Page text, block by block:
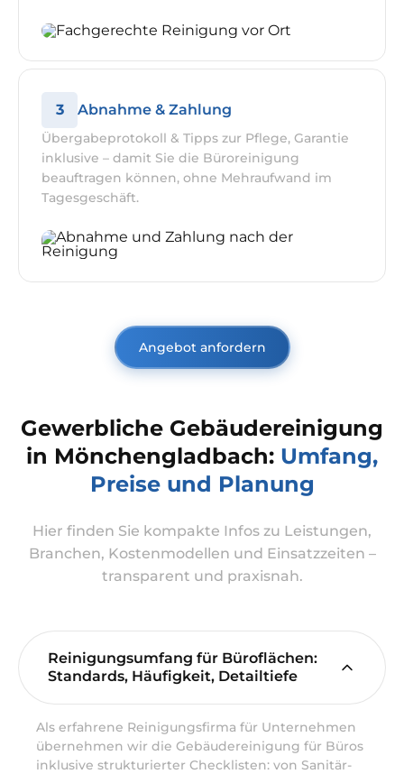
3 Abnahme & Zahlung
Übergabeprotokoll & Tipps zur Pflege, Garantie
inklusive – damit Sie die Büroreinigung
beauftragen können, ohne Mehraufwand im
Tagesgeschäft.
Angebot anfordern
Gewerbliche Gebäudereinigung
in Mönchengladbach: Umfang,
Preise und Planung
Hier finden Sie kompakte Infos zu Leistungen,
Branchen, Kostenmodellen und Einsatzzeiten –
transparent und praxisnah.
Reinigungsumfang für Büroflächen:
Standards, Häufigkeit, Detailtiefe
Als erfahrene Reinigungsfirma für Unternehmen
übernehmen wir die Gebäudereinigung für Büros
inklusive strukturierter Checklisten: von Sanitär-